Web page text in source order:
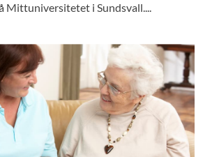
Mittuniversitetet i Sundsvall....